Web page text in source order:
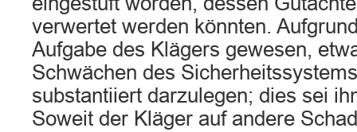
verwertet werden könnten.
Aufgabe des Klägers gewesen,
Schwächen des
substantiiert darzulegen; dies sei
Soweit der Kläger auf andere